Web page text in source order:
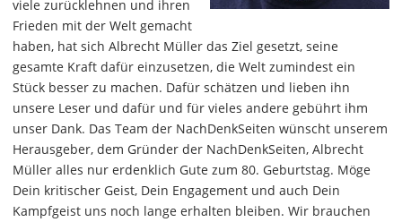
viele zurücklehnen und ihren
Frieden mit der Welt gemacht
haben, hat sich Albrecht Müller das Ziel gesetzt, seine
gesamte Kraft dafür einzusetzen, die Welt zumindest ein
Stück besser zu machen. Dafür schätzen und lieben ihn
unsere Leser und dafür und für vieles andere gebührt ihm
unser Dank. Das Team der NachDenkSeiten wünscht unserem
Herausgeber, dem Gründer der NachDenkSeiten, Albrecht
Müller alles nur erdenklich Gute zum 80. Geburtstag. Möge
Dein kritischer Geist, Dein Engagement und auch Dein
Kampfgeist uns noch lange erhalten bleiben. Wir brauchen